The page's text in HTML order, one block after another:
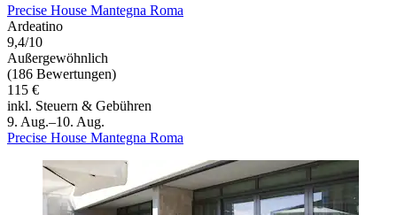
Precise House Mantegna Roma
Ardeatino
9,4/10
Außergewöhnlich
(186 Bewertungen)
115 €
inkl. Steuern & Gebühren
9. Aug.–10. Aug.
Precise House Mantegna Roma